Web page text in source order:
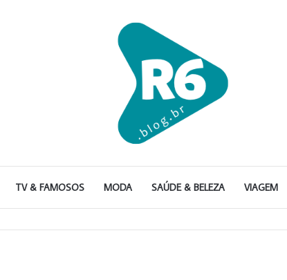
TV & FAMOSOS MODA SAÚDE & BELEZA VIAGEM